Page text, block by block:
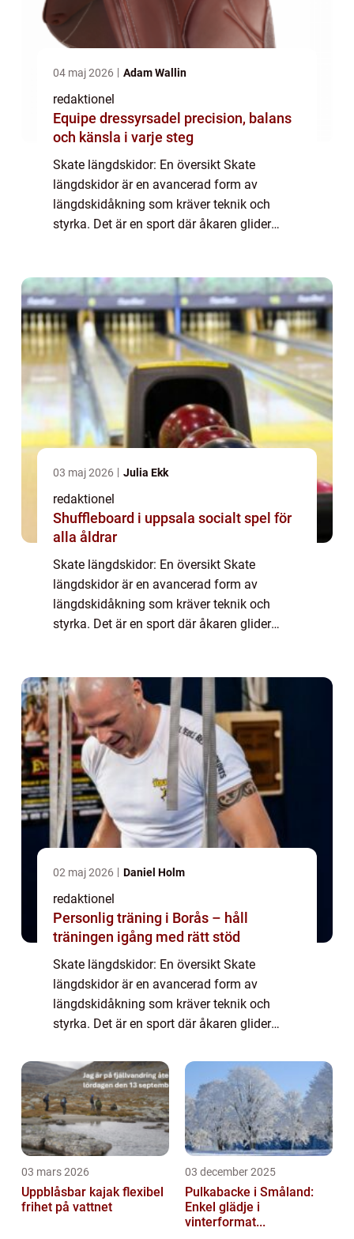
04 maj 2026 Adam Wallin
redaktionel
Equipe dressyrsadel precision, balans
och känsla i varje steg
Skate längdskidor: En översikt Skate
längdskidor är en avancerad form av
längdskidåkning som kräver teknik och
styrka. Det är en sport där åkaren glider
utförs vid sk...
03 maj 2026 Julia Ekk
redaktionel
Shuffleboard i uppsala socialt spel för
alla åldrar
Skate längdskidor: En översikt Skate
längdskidor är en avancerad form av
längdskidåkning som kräver teknik och
styrka. Det är en sport där åkaren glider
utförs vid sk...
02 maj 2026 Daniel Holm
redaktionel
Personlig träning i Borås – håll
träningen igång med rätt stöd
Skate längdskidor: En översikt Skate
längdskidor är en avancerad form av
längdskidåkning som kräver teknik och
styrka. Det är en sport där åkaren glider
kraftiga stavtag, liknande rörelsen som
utförs vid sk...
03 mars 2026
Uppblåsbar kajak flexibel
frihet på vattnet
03 december 2025
Pulkabacke i Småland:
Enkel glädje i
vinterformat...